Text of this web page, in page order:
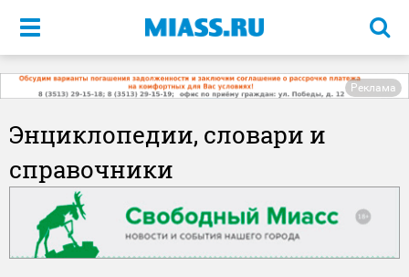
Меню
Реклама
Энциклопедии, словари и
справочники